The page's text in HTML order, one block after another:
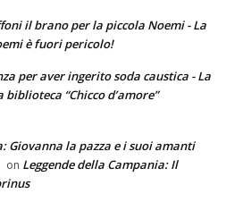
il brano per la piccola Noemi - La
è fuori pericolo!
per aver ingerito soda caustica - La
“Chicco d’amore”
Giovanna la pazza e i suoi amanti
on Leggende della Campania: Il